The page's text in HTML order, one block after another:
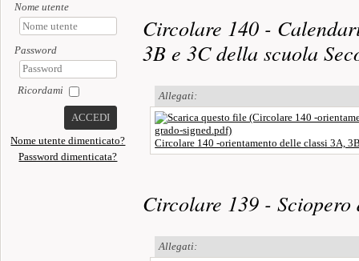
Nome utente
Password
Ricordami
ACCEDI
Nome utente dimenticato?
Password dimenticata?
Circolare 140 -
3B e 3C della scuola
Allegati:
Circolare 140 -orientamento delle classi 3A,
Circolare 139 - Sciopero
Allegati: